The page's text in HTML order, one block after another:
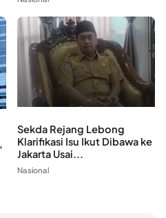
Sekda Rejang Lebong
Klarifikasi Isu Ikut Dibawa ke
Jakarta Usai...
Nasional